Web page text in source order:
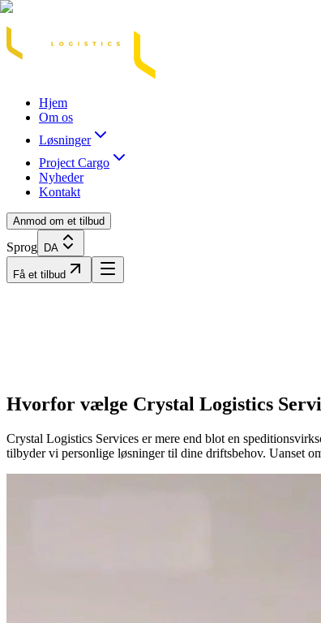
Acasă
Hjem
Om os
Løsninger
Project Cargo
Nyheder
Kontakt
Anmod om et tilbud
Sprog DA
Få et tilbud
Hvorfor vælge Crystal Logistics
Crystal Logistics Services er mere end blot en
tilbyder vi personlige løsninger til dine driftsbehov. Uanset